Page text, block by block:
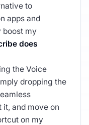
to
apps and
boost my
does
the Voice
dropping the
and move on
on my